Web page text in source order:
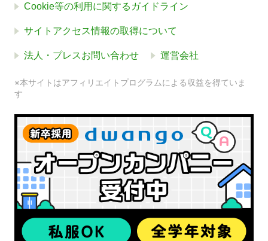
Cookie等の利用に関するガイドライン
サイトアクセス情報の取得について
法人・プレスお問い合わせ 運営会社
※本サイトはアフィリエイトプログラムによる収益を得ていま
す